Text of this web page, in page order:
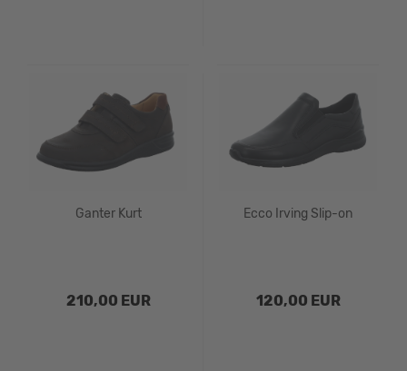
Ganter Kurt
210,00 EUR
Ecco Irving Slip-on
120,00 EUR